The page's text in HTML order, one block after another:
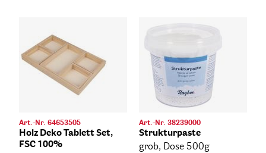
Art.-Nr. 64653505
Holz Deko Tablett Set,
FSC 100%
Art.-Nr. 38239000
Strukturpaste
grob, Dose 500g